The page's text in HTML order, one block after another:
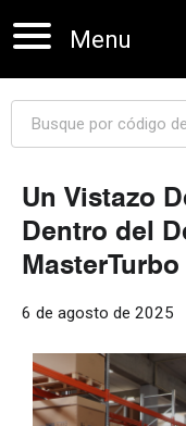
Menu
Skip navigation
Un Vistazo
Dentro del
MasterTurbo
6 de agosto de 2025